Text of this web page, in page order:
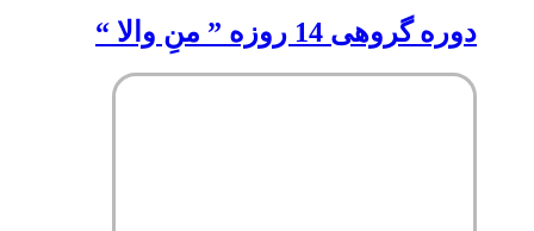
دوره گروهی 14 روزه ” منِ والا “